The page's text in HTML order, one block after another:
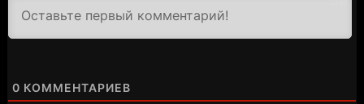
0 КОММЕНТАРИЕВ